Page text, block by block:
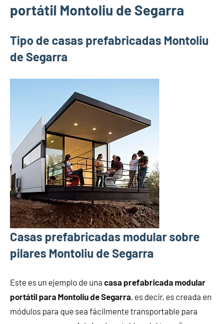
portátil Montoliu de Segarra
Tipo de casas prefabricadas Montoliu
de Segarra
Casas prefabricadas modular sobre
pilares Montoliu de Segarra
Este es un ejemplo de una casa prefabricada modular
portátil para Montoliu de Segarra, es decir, es creada en
módulos para que sea fácilmente transportable para